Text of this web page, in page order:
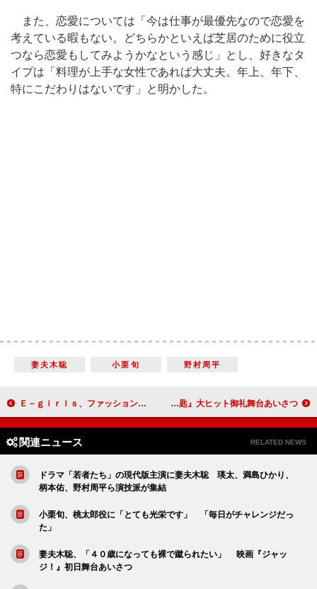
また、恋愛については「今は仕事が最優先なので恋愛を
考えている暇もない。どちらかといえば芝居のために役立
つなら恋愛もしてみようかなという感じ」とし、好きなタ
イプは「料理が上手な女性であれば大丈夫。年上、年下、
特にこだわりはないです」と明かした。
妻夫木聡 小栗旬 野村周平
Ｅ－ｇｉｒｌｓ、ファッションショー出演に緊張 中村アンは下着姿で堂々のウオーキング 中島健人「中学校の卒業式はガールズに囲まれた」 『銀の匙』大ヒット御礼舞台あいさつ
関連ニュース RELATED NEWS
ドラマ「若者たち」の現代版主演に妻夫木聡 瑛太、満島ひかり、
柄本佑、野村周平ら演技派が集結
小栗旬、桃太郎役に「とても光栄です」 「毎日がチャレンジだっ
た」
妻夫木聡、「４０歳になっても裸で蹴られたい」 映画『ジャッ
ジ！』初日舞台あいさつ